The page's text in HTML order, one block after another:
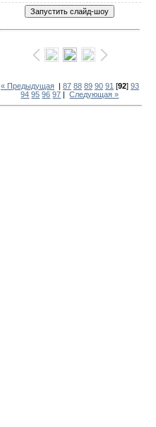
« Предыдущая| 87 88 89 90 91 [92] 93
94 95 96 97 |Следующая »